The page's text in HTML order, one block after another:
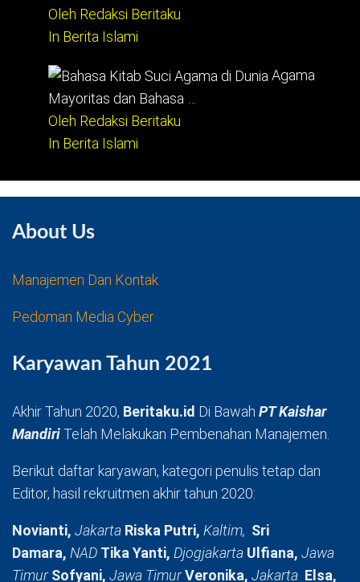
Oleh Redaksi Beritaku
In Berita Islami
Agama
Mayoritas dan Bahasa …
Oleh Redaksi Beritaku
In Berita Islami
About Us
Manajemen Dan Kontak
Pedoman Media Cyber
Karyawan Tahun 2021
Akhir Tahun 2020, Beritaku.id Di Bawah PT Kaishar
MandiriTelah Melakukan Pembenahan Manajemen.
Berikut daftar karyawan, kategori penulis tetap dan
Editor, hasil rekruitmen akhir tahun 2020:
Novianti, Jakarta Riska Putri, Kaltim, Sri
Damara, NAD Tika Yanti, Djogjakarta Ulfiana, Jawa
TimurSofyani, Jawa TimurVeronika, Jakarta Elsa,